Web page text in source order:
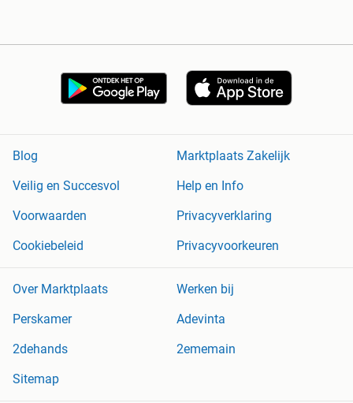
Blog
Marktplaats Zakelijk
Veilig en Succesvol
Help en Info
Voorwaarden
Privacyverklaring
Cookiebeleid
Privacyvoorkeuren
Over Marktplaats
Werken bij
Perskamer
Adevinta
2dehands
2ememain
Sitemap